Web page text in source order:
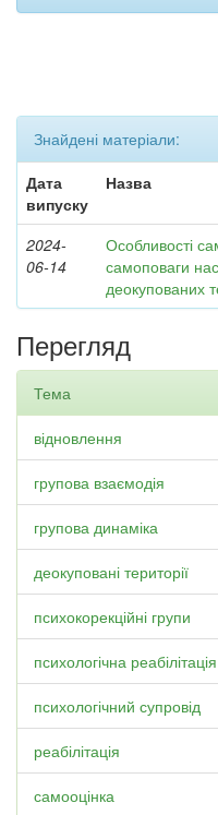
Знайдені матеріали:
Дата
випуску
Назва
2024-
06-14
Особливості
самоповаги
деокупованих
Перегляд
Тема
відновлення
групова взаємодія
групова динаміка
деокуповані території
психокорекційні групи
психологічна реабілітація
психологічний супровід
реабілітація
самооцінка